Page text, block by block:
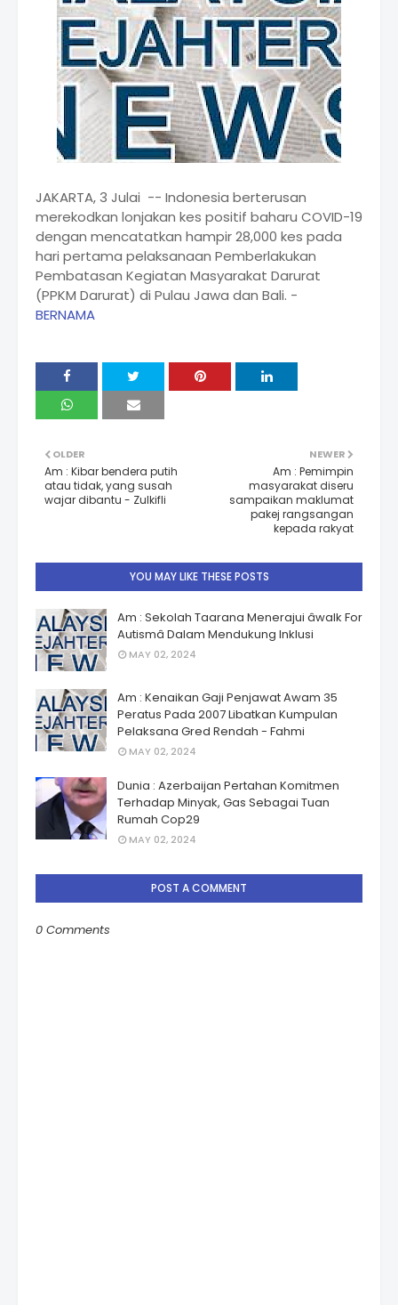
JAKARTA, 3 Julai -- Indonesia berterusan
merekodkan lonjakan kes positif baharu COVID-19
dengan mencatatkan hampir 28,000 kes pada
hari pertama pelaksanaan Pemberlakukan
Pembatasan Kegiatan Masyarakat Darurat
(PPKM Darurat) di Pulau Jawa dan Bali. -
BERNAMA
NEWER
Am : Pemimpin
masyarakat diseru
sampaikan maklumat
pakej rangsangan
kepada rakyat
OLDER
Am : Kibar bendera putih
atau tidak, yang susah
wajar dibantu - Zulkifli
YOU MAY LIKE THESE POSTS
Am : Sekolah Taarana Menerajui âwalk For
Autismâ Dalam Mendukung Inklusi
MAY 02, 2024
Am : Kenaikan Gaji Penjawat Awam 35
Peratus Pada 2007 Libatkan Kumpulan
Pelaksana Gred Rendah - Fahmi
MAY 02, 2024
Dunia : Azerbaijan Pertahan Komitmen
Terhadap Minyak, Gas Sebagai Tuan
Rumah Cop29
MAY 02, 2024
POST A COMMENT
0 Comments